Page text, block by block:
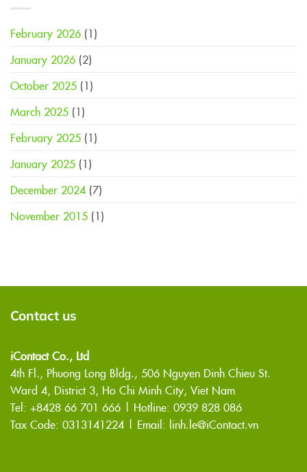
February 2026 (1)
January 2026 (2)
October 2025 (1)
March 2025 (1)
February 2025 (1)
January 2025 (1)
December 2024 (7)
November 2015 (1)
Contact us
iContact Co., Ltd
4th Fl., Phuong Long Bldg., 506 Nguyen Dinh Chieu St.
Ward 4, District 3, Ho Chi Minh City, Viet Nam
Tel: +8428 66 701 666 | Hotline: 0939 828 086
Tax Code: 0313141224 | Email: linh.le@iContact.vn